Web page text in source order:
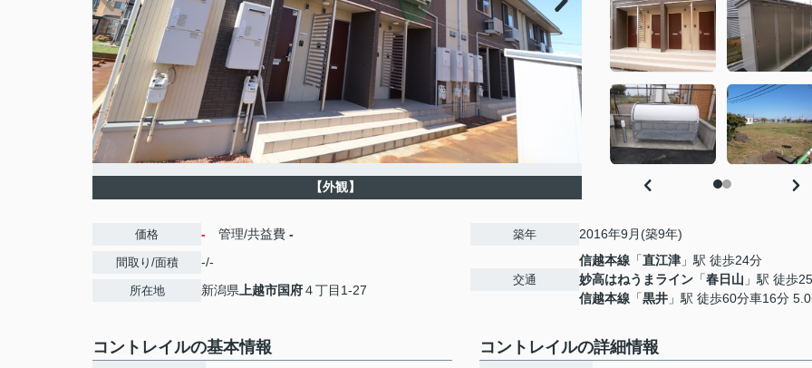
【外観】
価格 - 管理/共益費 -
間取り/面積 -/-
所在地 新潟県 上越市国府４丁目1-27
築年 2016年9月(築9年)
交通
信越本線 「直江津 」駅 徒歩24分
妙高はねうまライン 「春日山 」駅 徒歩
信越本線 「黒井 」駅 徒歩60分車16分
コントレイルの基本情報 コントレイルの詳細情報